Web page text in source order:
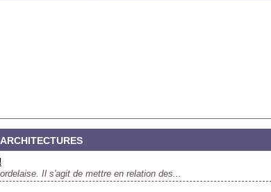
Il s'agit de mettre en relation des...